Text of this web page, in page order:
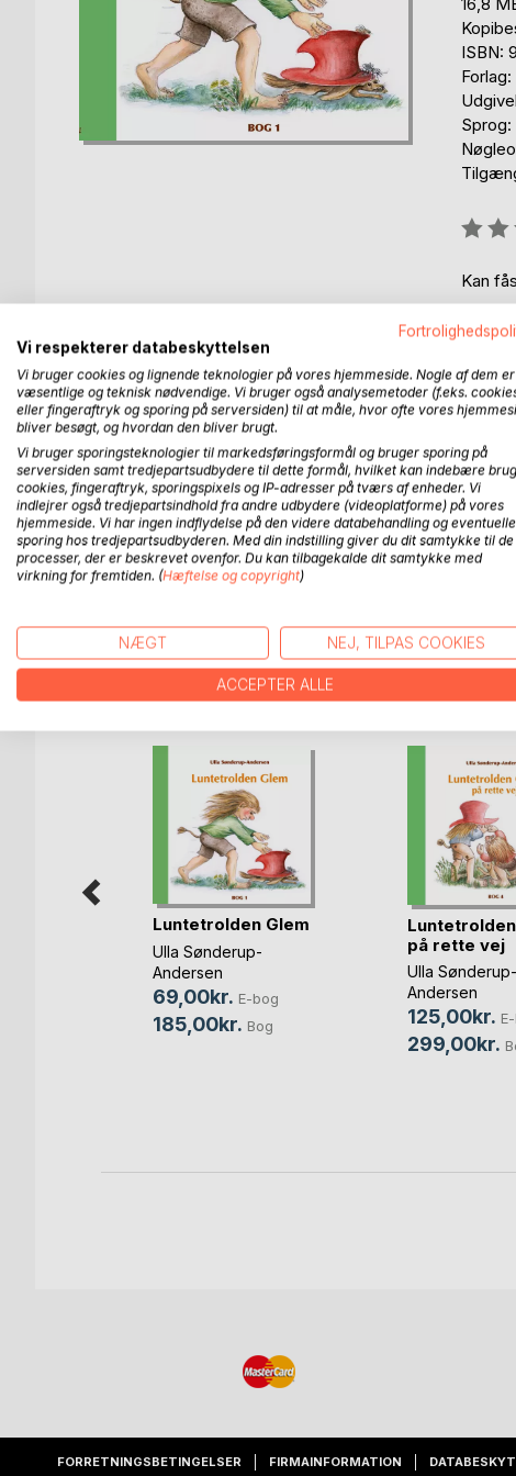
ISBN:
Sprog:
Kan
BESKRIVELSE
Glem bliver væk fra sin familie til en navnefest.
drøm, hvor han leder og leder. Hvad han leder efter,
skove og dale, i bjerge og huler. Han spørger alle,
svar, for ingen ved det.
Han får sig en trofast lille følgesvend og en hat.
efter noget, som den gamle trold har mistet for
FORFATTER PRESSEN
FLERE TITLER HOSBoD
Luntetrolden Glem
Ulla Sønderup-
Andersen
69,00kr. E-bog
185,00kr. Bog
på rette vej
Ulla Sønderup-
Andersen
125,00kr.
299,00kr.
FORRETNINGSBETINGELSER FIRMAINFORMATION
Vi respekterer databeskyttelsen
Vi bruger cookies og lignende teknologier på vores hjemmeside. Nogle af dem er
væsentlige og teknisk nødvendige. Vi bruger også analysemetoder (f.eks.
eller fingeraftryk og sporing på serversiden) til at måle, hvor ofte vores
bliver besøgt, og hvordan den bliver brugt.
Vi bruger sporingsteknologier til markedsføringsformål og bruger sporing på
serversiden samt tredjepartsudbydere til dette formål, hvilket kan indebære
cookies, fingeraftryk, sporingspixels og IP-adresser på tværs af enheder. Vi
indlejrer også tredjepartsindhold fra andre udbydere (videoplatforme) på vores
hjemmeside. Vi har ingen indflydelse på den videre databehandling og eventuelle
sporing hos tredjepartsudbyderen. Med din indstilling giver du dit samtykke til de
processer, der er beskrevet ovenfor. Du kan tilbagekalde dit samtykke med
virkning for fremtiden. (Hæftelse og copyright)
NÆGT NEJ, TILPAS COOKIES
ACCEPTER ALLE